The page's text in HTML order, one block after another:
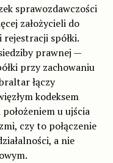
sprawozdawczości
założycieli do
spółki.
prawnej —
przy zachowaniu
łączy
kodeksem
u ujścia
czy to połączenie
a nie